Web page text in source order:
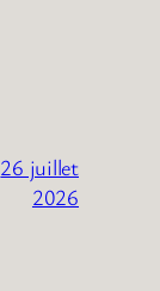
26 juillet
2026